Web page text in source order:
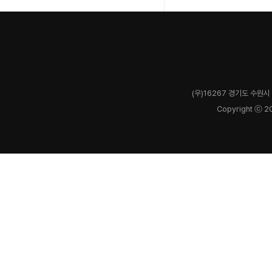
(우)16267 경기도 수원
Copyright ⓒ